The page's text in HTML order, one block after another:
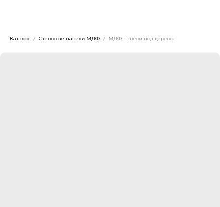
Каталог Стеновые панели МДФ МДФ панели под дерево